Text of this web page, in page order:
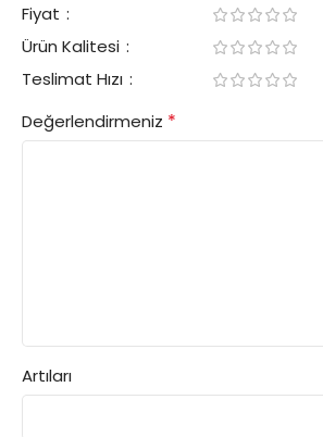
Fiyat
Ürün Kalitesi
Teslimat Hızı
Değerlendirmeniz *
Artıları